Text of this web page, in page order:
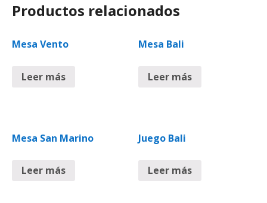
Productos relacionados
Mesa Vento
Leer más
Mesa Bali
Leer más
Mesa San Marino
Leer más
Juego Bali
Leer más